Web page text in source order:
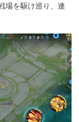
場を駆け巡り、連